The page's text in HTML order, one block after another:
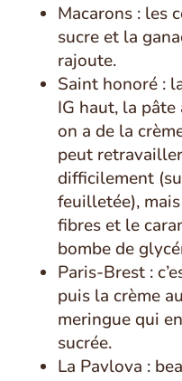
Macarons : les
sucre et la
rajoute.
Saint honoré :
IG haut, la
on a de la
peut
difficilement
feuilletée),
fibres et le
bombe de
Paris-Brest :
puis la crème
meringue qui
sucrée.
La Pavlova :